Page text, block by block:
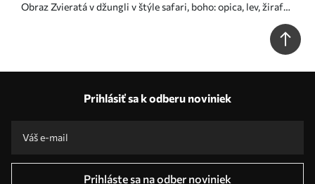
Obraz Zvieratá v džungli v štýle safari, boho: opica, lev, žirafa
Prihlásiť sa k odberu noviniek
Prihláste sa na odber noviniek